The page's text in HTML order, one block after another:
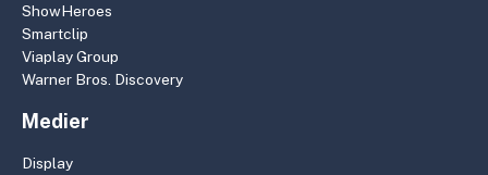
ShowHeroes
Smartclip
Viaplay Group
Warner Bros. Discovery
Medier
Display